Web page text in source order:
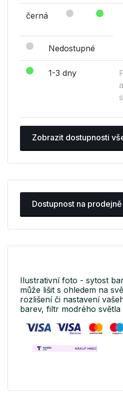
černá
Nedostupné
1-3 dny
Zobrazit dostupnosti
Dostupnost na
Ilustrativní foto - sytost
může lišit s ohledem na
rozlišení či nastavení
barev, filtr modrého světla